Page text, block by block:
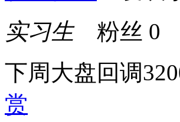
实习生粉丝 0
下周大盘回调
赏